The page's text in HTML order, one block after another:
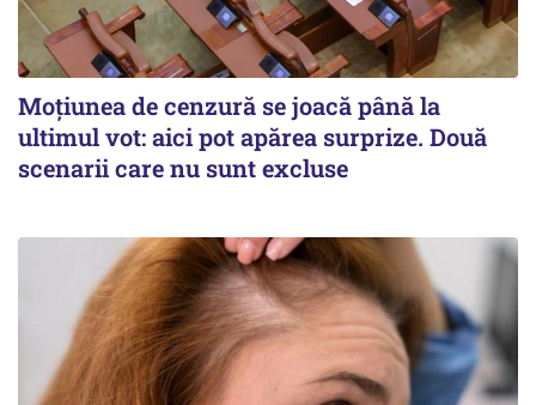
Moțiunea de cenzură se joacă până la
ultimul vot: aici pot apărea surprize. Două
scenarii care nu sunt excluse